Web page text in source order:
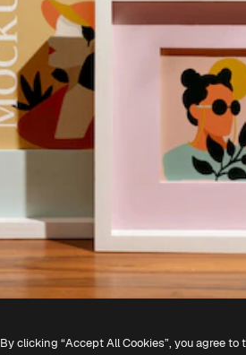
By clicking “Accept All Cookies”, you agree